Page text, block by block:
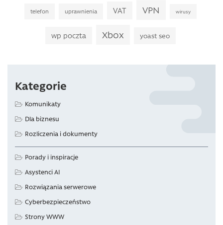
telefon uprawnienia VAT VPN wirusy
wp poczta Xbox yoast seo
Kategorie
Komunikaty
Dla biznesu
Rozliczenia i dokumenty
Porady i inspiracje
Asystenci AI
Rozwiązania serwerowe
Cyberbezpieczeństwo
Strony WWW